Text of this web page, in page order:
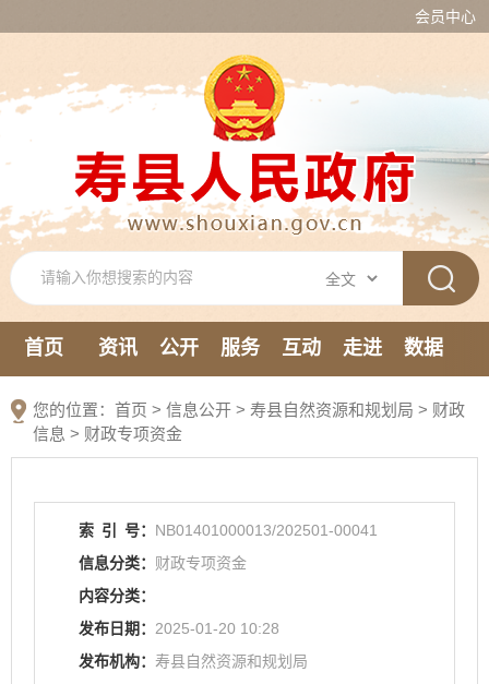
会员中心
首页 资讯 公开 服务 互动 走进
数据
您的位置： 首页 > 信息公开 > 寿县自然资源和规划局 > 财政
信息 > 财政专项资金
索 引 号： NB01401000013/202501-00041
信息分类： 财政专项资金
内容分类：
发布日期： 2025-01-20 10:28
发布机构： 寿县自然资源和规划局